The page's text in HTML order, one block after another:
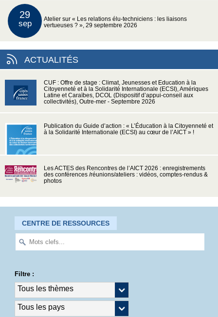
29
sep
Atelier sur « Les relations élu-techniciens : les liaisons
vertueuses ? », 29 septembre 2026
ACTUALITÉS
CUF : Offre de stage : Climat, Jeunesses et Education à la
Citoyenneté et à la Solidarité Internationale (ECSI), Amériques
Latine et Caraïbes, DCOL (Dispositif d’appui-conseil aux
collectivités), Outre-mer - Septembre 2026
Publication du Guide d’action : « L’Éducation à la Citoyenneté et
à la Solidarité Internationale (ECSI) au cœur de l’AICT » !
Les ACTES des Rencontres de l’AICT 2026 : enregistrements
des conférences /réunions/ateliers : vidéos, comptes-rendus &
photos
CENTRE DE RESSOURCES
Filtre :